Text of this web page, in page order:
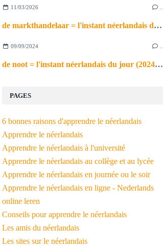
11/03/2026
de markthandelaar = l'instant néerlandais du jour (2026_03_11)
09/09/2024
de noot = l'instant néerlandais du jour (2024_09_09)
PAGES
6 bonnes raisons d'apprendre le néerlandais
Apprendre le néerlandais
Apprendre le néerlandais à l'université
Apprendre le néerlandais au collège et au lycée
Apprendre le néerlandais en journée ou le soir
Apprendre le néerlandais en ligne - Nederlands
online leren
Conseils pour apprendre le néerlandais
Les amis du néerlandais
Les sites sur le néerlandais